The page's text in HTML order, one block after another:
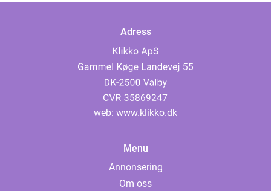
Adress
web: www.klikko.dk
Menu
Annonsering
Om oss